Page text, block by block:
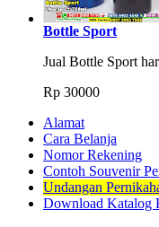
Bottle Sport
Jual Bottle Sport
Rp 30000
Alamat
Cara Belanja
Nomor Rekening
Contoh Souvenir
Undangan
Download Katalog